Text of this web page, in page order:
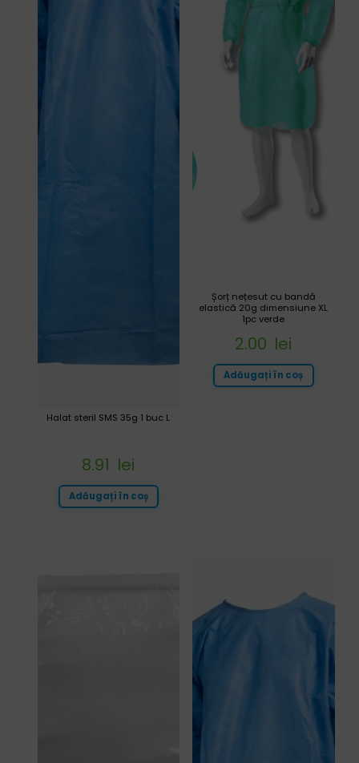
Șorț nețesut cu bandă
elastică 20g dimensiune XL
1pc verde
2.00 lei
Adăugați în coș
Halat steril SMS 35g 1 buc L
8.91 lei
Adăugați în coș